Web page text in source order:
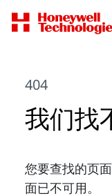
404
我们找
您要查找的页
面已不可用。